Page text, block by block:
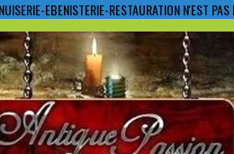
EBENISTERIE-RESTAURATION N'EST